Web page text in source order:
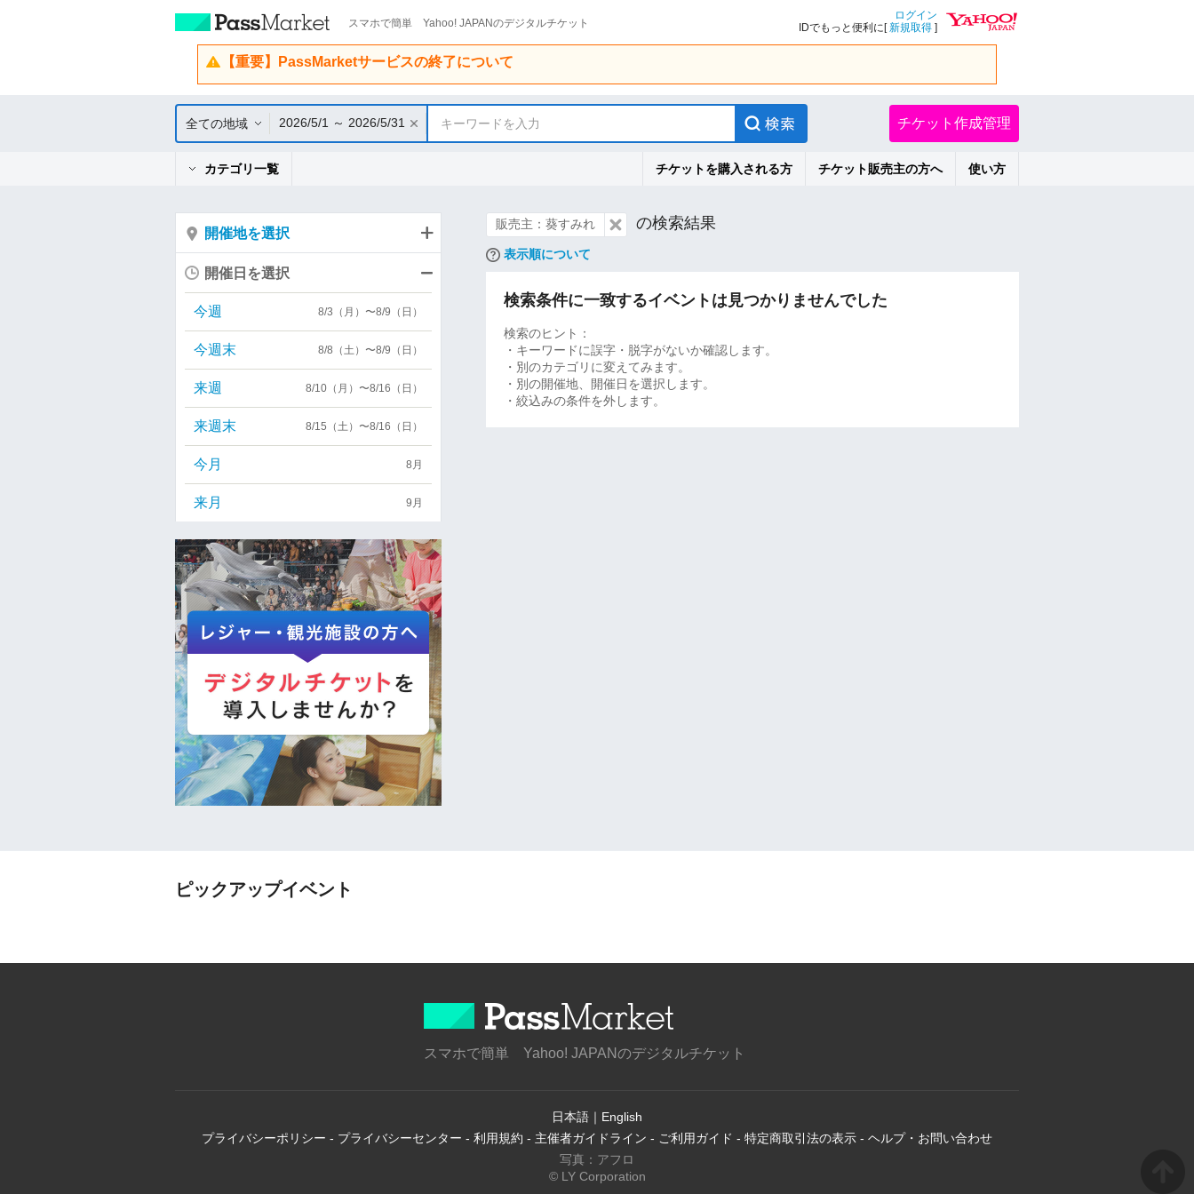
スマホで簡単 Yahoo! JAPANのデジタルチケット
ログイン
IDでもっと便利に[新規取得 ]
【重要】PassMarketサービスの終了について
全ての地域 2026/5/1 ～ 2026/5/31 キーワードを入力 チケット作成管理
カテゴリ一覧 チケットを購入される方 チケット販売主の方へ 使い方
販売主：葵すみれ の検索結果
表示順について
検索条件に一致するイベントは見つかりませんでした
検索のヒント：
・キーワードに誤字・脱字がないか確認します。
・別のカテゴリに変えてみます。
・別の開催地、開催日を選択します。
・絞込みの条件を外します。
開催地を選択
開催日を選択
今週 8/3（月）〜8/9（日）
今週末 8/8（土）〜8/9（日）
来週 8/10（月）〜8/16（日）
来週末 8/15（土）〜8/16（日）
今月 8月
来月 9月
ピックアップイベント
スマホで簡単 Yahoo! JAPANのデジタルチケット
日本語 ｜ English
プライバシーポリシー - プライバシーセンター - 利用規約 - 主催者ガイドライン - ご利用ガイド - 特定商取引法の表示 - ヘルプ・お問い合わせ
写真：アフロ
© LY Corporation